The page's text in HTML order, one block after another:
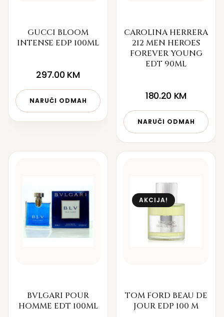
GUCCI BLOOM
INTENSE EDP 100ML
297.00 KM
NARUČI ODMAH
CAROLINA HERRERA
212 MEN HEROES
FOREVER YOUNG
EDT 90ML
180.20 KM
NARUČI ODMAH
BVLGARI POUR
HOMME EDT 100ML
AKCIJA!
TOM FORD BEAU DE
JOUR EDP 100 M